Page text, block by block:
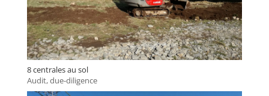
8 centrales au sol
Audit, due-diligence